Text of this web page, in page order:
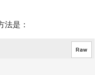
法是：
Raw